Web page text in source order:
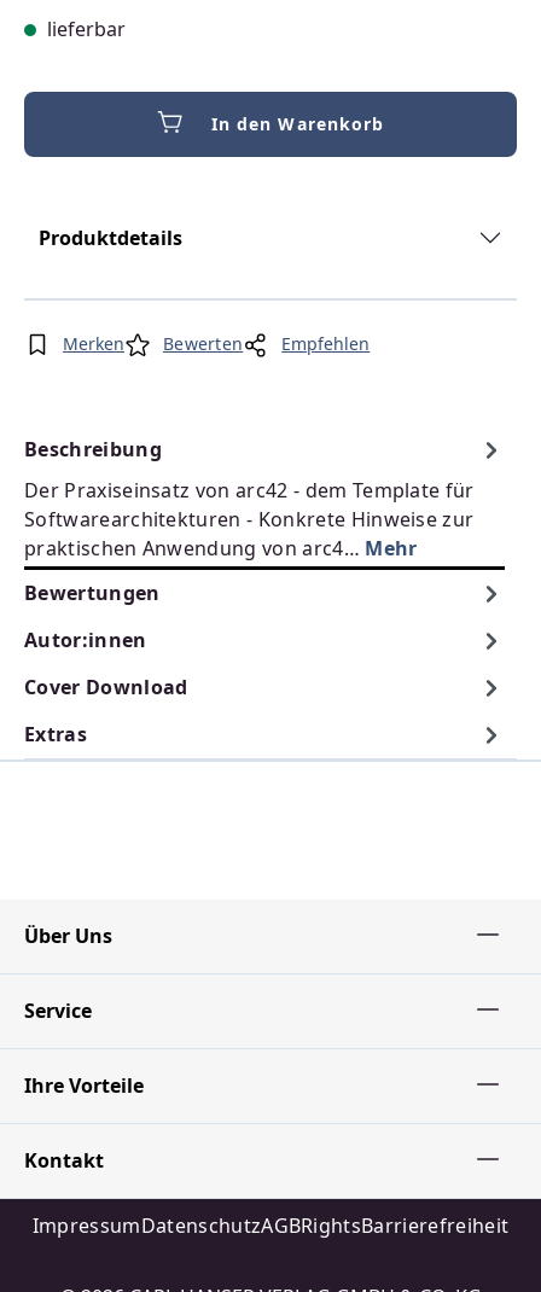
lieferbar
In den Warenkorb
Produktdetails
Merken Bewerten Empfehlen
Beschreibung
Der Praxiseinsatz von arc42 - dem Template für
Softwarearchitekturen - Konkrete Hinweise zur
praktischen Anwendung von arc4… Mehr
Bewertungen
Autor:innen
Cover Download
Extras
Über Uns
Service
Ihre Vorteile
Kontakt
ImpressumDatenschutzAGBRightsBarrierefreiheit